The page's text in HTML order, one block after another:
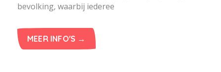
bevolking, waarbij iederee
MEER INFO'S →